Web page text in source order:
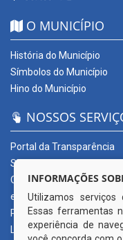
O MUNICÍPIO
História do Município
Símbolos do Município
Hino do Município
NOSSOS
Portal da Transparência
SERVIÇOS DIGITAIS:
Ouvidoria Municipal
e-SIC
Processos de Licitação
Licitações em andamento
INFORMAÇÕES
Utilizamos serviços
Essas ferramentas
experiência de